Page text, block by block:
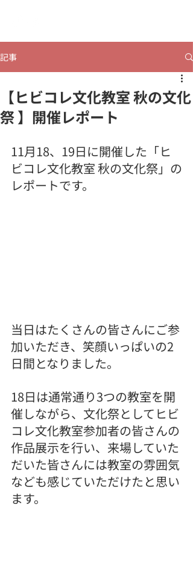
記事
【ヒビコレ文化教室 秋の文化
祭 】開催レポート
11月18、19日に開催した「ヒ
ビコレ文化教室 秋の文化祭」の
レポートです。
当日はたくさんの皆さんにご参
加いただき、笑顔いっぱいの2
日間となりました。
18日は通常通り3つの教室を開
催しながら、文化祭としてヒビ
コレ文化教室参加者の皆さんの
作品展示を行い、来場していた
だいた皆さんには教室の雰囲気
なども感じていただけたと思い
ます。